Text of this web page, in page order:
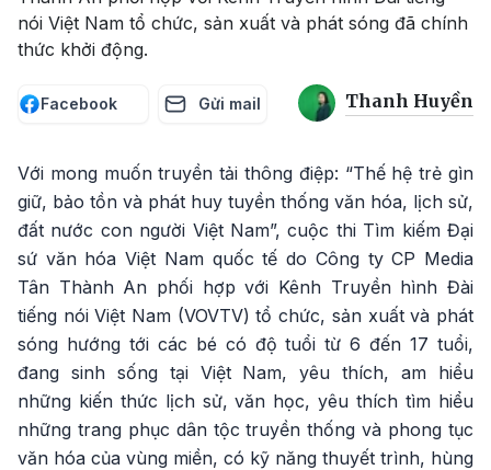
nói Việt Nam tổ chức, sản xuất và phát sóng đã chính
thức khởi động.
Facebook Gửi mail Thanh Huyền
Với mong muốn truyền tải thông điệp: “Thế hệ trẻ gìn
giữ, bảo tồn và phát huy tuyền thống văn hóa, lịch sử,
đất nước con người Việt Nam”, cuộc thi Tìm kiếm Đại
sứ văn hóa Việt Nam quốc tế do Công ty CP Media
Tân Thành An phối hợp với Kênh Truyền hình Đài
tiếng nói Việt Nam (VOVTV) tổ chức, sản xuất và phát
sóng hướng tới các bé có độ tuổi từ 6 đến 17 tuổi,
đang sinh sống tại Việt Nam, yêu thích, am hiểu
những kiến thức lịch sử, văn học, yêu thích tìm hiểu
những trang phục dân tộc truyền thống và phong tục
văn hóa của vùng miền, có kỹ năng thuyết trình, hùng